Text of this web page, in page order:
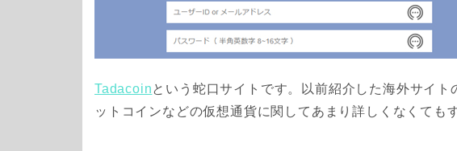
Tadacoinという蛇口サイトです。以前紹介した海外サイ
ットコインなどの仮想通貨に関してあまり詳しくなくても